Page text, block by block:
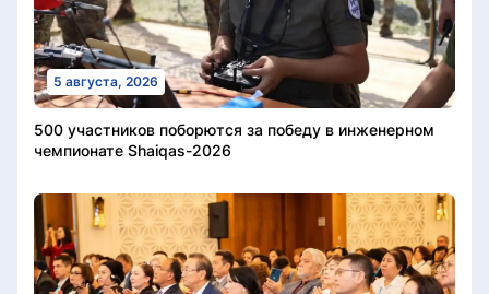
5 августа, 2026
500 участников поборются за победу в инженерном
чемпионате Shaiqas-2026